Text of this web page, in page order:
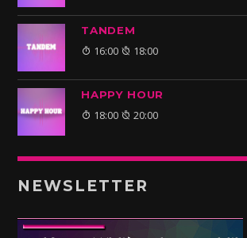
TANDEM
16:00 18:00
HAPPY HOUR
18:00 20:00
NEWSLETTER